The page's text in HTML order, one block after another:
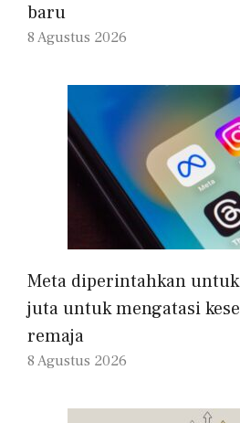
baru
8 Agustus 2026
Meta diperintahkan
juta untuk mengatasi
remaja
8 Agustus 2026